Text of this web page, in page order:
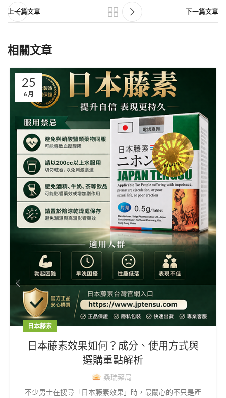
上一篇文章 下一篇文章
相關文章
25
6 月
日本藤素
日本藤素效果如何？成分、使用方式與
選購重點解析
桑瑞藥局
不少男士在搜尋「日本藤素效果」時，最關心的不只是產